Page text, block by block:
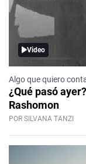
Video
Algo que quiero
¿Qué pasó
Rashomon
POR SILVANA TANZI